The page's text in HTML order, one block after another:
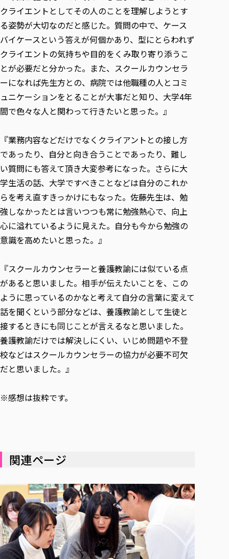
クライエントとしてその人のことを理解しようとす
る姿勢が大切なのだと感じた。質問の中で、ケース
バイケースという答えが何個かあり、型にとらわれず
クライエントの気持ちや目的をくみ取り寄り添うこ
とが必要だと分かった。また、スクールカウンセラ
ーになれば先生方との、病院では他職種の人とコミ
ュニケーションをとることが大事だと知り、大学4年
間で色々な人と関わって行きたいと思った。』
『業務内容などだけでなくクライアントとの接し方
であったり、自分と向き合うことであったり、難し
い質問にも答えて頂き大変参考になった。さらに大
学生活の話、大学ですべきことなどは自分のこれか
らを考え直すきっかけにもなった。佐藤先生は、勉
強しなかったとは言いつつも常に勉強熱心で、向上
心に溢れているように見えた。自分も今から勉強の
意識を高めたいと思った。』
『スクールカウンセラーと養護教諭には似ている点
があると思いました。相手が伝えたいことを、この
ように思っているのかなと考えて自分の言葉に変えて
話を聞くという部分などは、養護教諭として生徒と
接するときにも同じことが言えるなと思いました。
養護教諭だけでは解決しにくい、いじめ問題や不登
校などはスクールカウンセラーの協力が必要不可欠
だと思いました。』
※感想は抜粋です。
関連ページ